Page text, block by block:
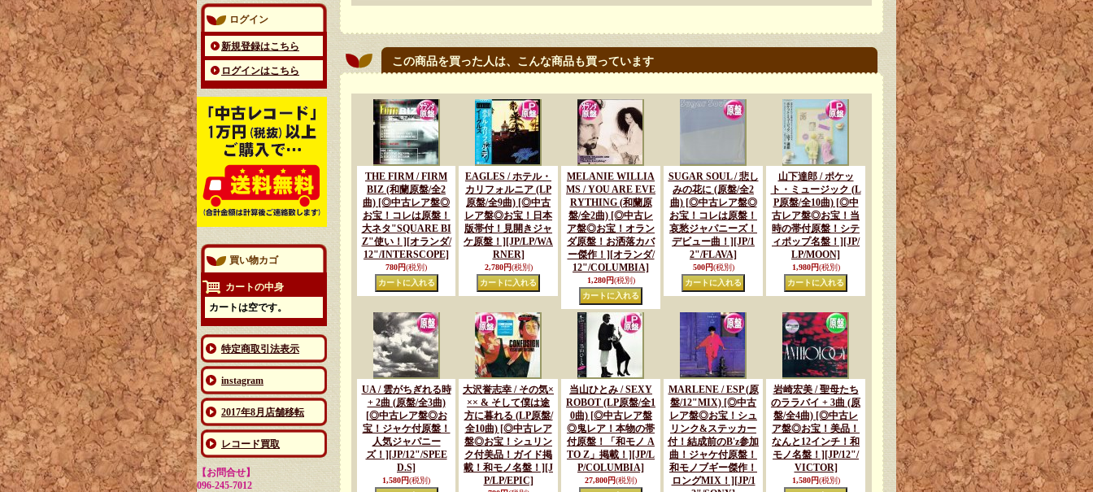
ログイン
新規登録はこちら
ログインはこちら
買い物カゴ
カートの中身
カートは空です。
特定商取引法表示
instagram
2017年8月店舗移転
レコード買取
【お問合せ】
096-245-7012
この商品を買った人は、こんな商品も買っています
THE FIRM / FIRM
BIZ (和蘭原盤/全2
曲) [◎中古レア盤◎
お宝！コレは原盤！
大ネタ"SQUARE BI
Z"使い！] [オランダ/
12"/INTERSCOPE]
780円(税別)
EAGLES / ホテル・
カリフォルニア (LP
原盤/全9曲) [◎中古
レア盤◎お宝！日本
版帯付！見開きジャ
ケ原盤！] [JP/LP/WA
RNER]
2,780円(税別)
MELANIE WILLIA
MS / YOU ARE EVE
RYTHING (和蘭原
盤/全2曲) [◎中古レ
ア盤◎お宝！オラン
ダ原盤！お洒落カバ
ー傑作！] [オランダ/
12"/COLUMBIA]
1,280円(税別)
SUGAR SOUL / 悲し
みの花に (原盤/全2
曲) [◎中古レア盤◎
お宝！コレは原盤！
哀愁ジャパニーズ！
デビュー曲！] [JP/1
2"/FLAVA]
500円(税別)
山下達郎 / ポケッ
ト・ミュージック (L
P原盤/全10曲) [◎中
古レア盤◎お宝！当
時の帯付原盤！シテ
ィポップ名盤！] [JP/
LP/MOON]
1,980円(税別)
UA / 雲がちぎれる時
+ 2曲 (原盤/全3曲)
[◎中古レア盤◎お
宝！ジャケ付原盤！
人気ジャパニー
ズ！] [JP/12"/SPEE
D.S]
1,580円(税別)
大沢誉志幸 / その気×
×× & そして僕は途
方に暮れる (LP原盤/
全10曲) [◎中古レア
盤◎お宝！シュリン
ク付美品！ガイド掲
載！和モノ名盤！] [J
P/LP/EPIC]
当山ひとみ / SEXY
ROBOT (LP原盤/全1
0曲) [◎中古レア盤
◎鬼レア！本物の帯
付原盤！「和モノ A
TO Z」掲載！] [JP/L
P/COLUMBIA]
27,800円(税別)
MARLENE / ESP (原
盤/12"MIX) [◎中古
レア盤◎お宝！シュ
リンク&ステッカー
付！結成前のB'z参加
曲！ジャケ付原盤！
和モノブギー傑作！
ロングMIX！] [JP/1
岩崎宏美 / 聖母たち
のララバイ + 3曲 (原
盤/全4曲) [◎中古レ
ア盤◎お宝！美品！
なんと12インチ！和
モノ名盤！] [JP/12"/
VICTOR]
1,580円(税別)